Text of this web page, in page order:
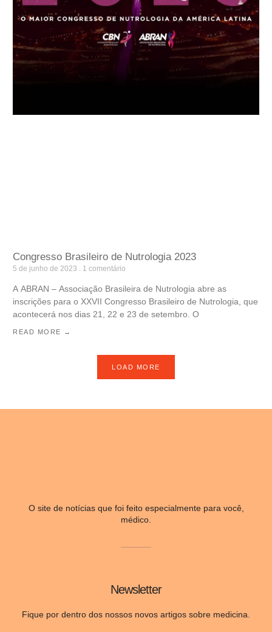
Congresso Brasileiro de Nutrologia 2023
5 de junho de 2023 1 comentário
A ABRAN – Associação Brasileira de Nutrologia abre as
inscrições para o XXVII Congresso Brasileiro de Nutrologia, que
acontecerá nos dias 21, 22 e 23 de setembro. O
READ MORE →
LOAD MORE
Newsletter
Fique por dentro dos nossos novos artigos sobre medicina.
O site de notícias que foi feito especialmente para você,
médico.